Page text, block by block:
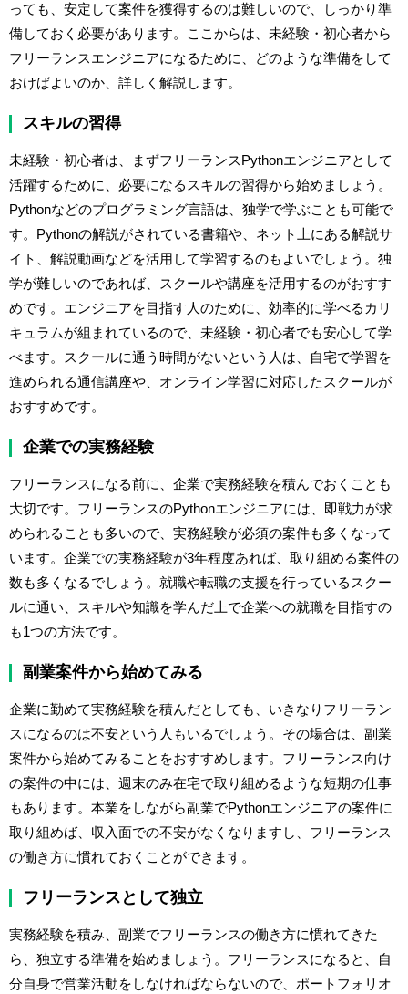
っても、安定して案件を獲得するのは難しいので、しっかり準
備しておく必要があります。ここからは、未経験・初心者から
フリーランスエンジニアになるために、どのような準備をして
おけばよいのか、詳しく解説します。
スキルの習得
未経験・初心者は、まずフリーランスPythonエンジニアとして
活躍するために、必要になるスキルの習得から始めましょう。
Pythonなどのプログラミング言語は、独学で学ぶことも可能で
す。Pythonの解説がされている書籍や、ネット上にある解説サ
イト、解説動画などを活用して学習するのもよいでしょう。独
学が難しいのであれば、スクールや講座を活用するのがおすす
めです。エンジニアを目指す人のために、効率的に学べるカリ
キュラムが組まれているので、未経験・初心者でも安心して学
べます。スクールに通う時間がないという人は、自宅で学習を
進められる通信講座や、オンライン学習に対応したスクールが
おすすめです。
企業での実務経験
フリーランスになる前に、企業で実務経験を積んでおくことも
大切です。フリーランスのPythonエンジニアには、即戦力が求
められることも多いので、実務経験が必須の案件も多くなって
います。企業での実務経験が3年程度あれば、取り組める案件の
数も多くなるでしょう。就職や転職の支援を行っているスクー
ルに通い、スキルや知識を学んだ上で企業への就職を目指すの
も1つの方法です。
副業案件から始めてみる
企業に勤めて実務経験を積んだとしても、いきなりフリーラン
スになるのは不安という人もいるでしょう。その場合は、副業
案件から始めてみることをおすすめします。フリーランス向け
の案件の中には、週末のみ在宅で取り組めるような短期の仕事
もあります。本業をしながら副業でPythonエンジニアの案件に
取り組めば、収入面での不安がなくなりますし、フリーランス
の働き方に慣れておくことができます。
フリーランスとして独立
実務経験を積み、副業でフリーランスの働き方に慣れてきた
ら、独立する準備を始めましょう。フリーランスになると、自
分自身で営業活動をしなければならないので、ポートフォリオ